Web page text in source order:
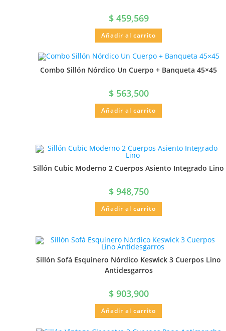
$459,569
Añadir al carrito
Combo Sillón Nórdico Un Cuerpo + Banqueta 45×45
$563,500
Añadir al carrito
Sillón Cubic Moderno 2 Cuerpos Asiento Integrado Lino
$948,750
Añadir al carrito
Sillón Sofá Esquinero Nórdico Keswick 3 Cuerpos Lino
Antidesgarros
$903,900
Añadir al carrito